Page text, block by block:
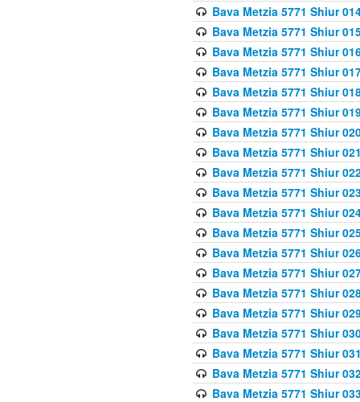
Bava Metzia 5771 Shiur
Bava Metzia 5771 Shiur
Bava Metzia 5771 Shiur
Bava Metzia 5771 Shiur
Bava Metzia 5771 Shiur
Bava Metzia 5771 Shiur
Bava Metzia 5771 Shiur
Bava Metzia 5771 Shiur
Bava Metzia 5771 Shiur
Bava Metzia 5771 Shiur
Bava Metzia 5771 Shiur
Bava Metzia 5771 Shiur
Bava Metzia 5771 Shiur
Bava Metzia 5771 Shiur
Bava Metzia 5771 Shiur
Bava Metzia 5771 Shiur
Bava Metzia 5771 Shiur
Bava Metzia 5771 Shiur
Bava Metzia 5771 Shiur
Bava Metzia 5771 Shiur